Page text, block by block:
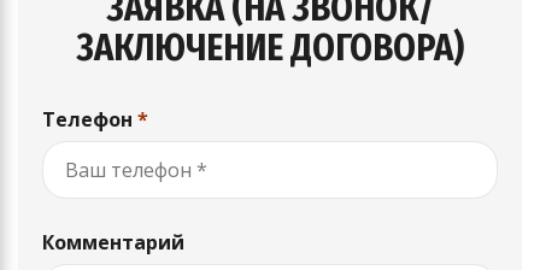
ЗАКЛЮЧЕНИЕ ДОГОВОРА)
Телефон *
Комментарий